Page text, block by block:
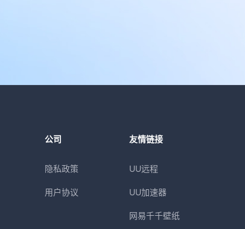
公司
隐私政策
用户协议
友情链接
UU远程
UU加速器
网易千千壁纸